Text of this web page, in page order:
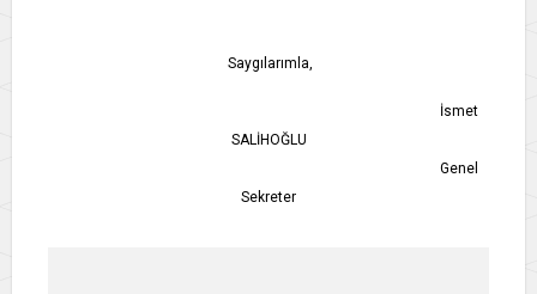
Saygılarımla,
İsmet
SALİHOĞLU
Genel
Sekreter